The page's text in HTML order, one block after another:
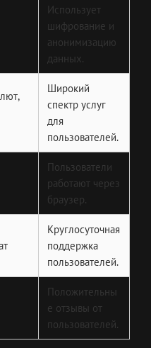
Использует
шифрование и
анонимизацию
данных.
Широкий
спектр услуг
для
пользователей.
Пользователи
работают через
браузер.
Круглосуточная
поддержка
пользователей.
Положительны
е отзывы от
пользователей.